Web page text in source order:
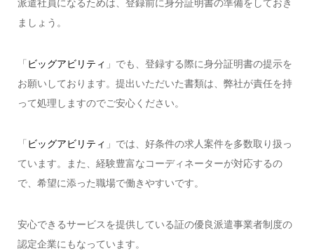
派遣社員になるためは、登録前に身分証明書の準備をしておき
ましょう。
「 ビッグアビリティ 」でも、登録する際に身分証明書の提示を
お願いしております。提出いただいた書類は、弊社が責任を持
って処理しますのでご安心ください。
「 ビッグアビリティ 」では、好条件の求人案件を多数取り扱っ
ています。また、経験豊富なコーディネーターが対応するの
で、希望に添った職場で働きやすいです。
安心できるサービスを提供している証の優良派遣事業者制度の
認定企業にもなっています。